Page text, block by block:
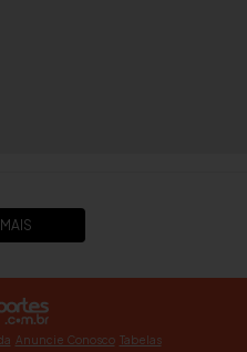
Anuncie Conosco Tabelas